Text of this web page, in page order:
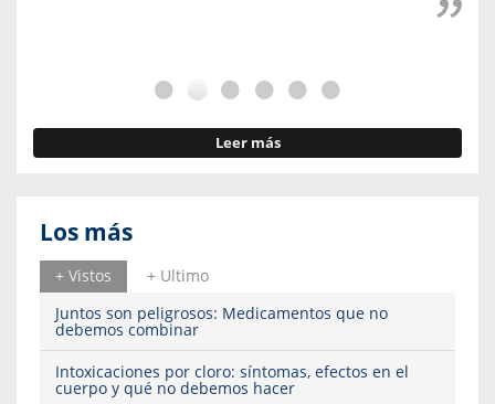
Leer más
Los más
+ Vistos
+ Ultimo
Juntos son peligrosos: Medicamentos que no
debemos combinar
Intoxicaciones por cloro: síntomas, efectos en el
cuerpo y qué no debemos hacer